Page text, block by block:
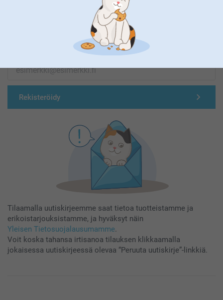
Tilaa uutiskirje
Rekisteröidy
Tilaamalla uutiskirjeemme saat tietoa tuotteistamme ja
erikoistarjouksistamme, ja hyväksyt näin
Yleisen Tietosuojalausumamme.
Voit koska tahansa irtisanoa tilauksen klikkaamalla
jokaisessa uutiskirjeessä olevaa “Peruuta uutiskirje”-linkkiä.